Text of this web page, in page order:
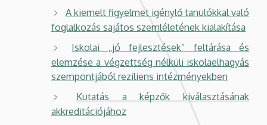
A kiemelt figyelmet igénylő tanulókkal való
foglalkozás sajátos szemléletének kialakítása
Iskolai „jó fejlesztések” feltárása és
elemzése a végzettség nélküli iskolaelhagyás
szempontjából reziliens intézményekben
Kutatás a képzők kiválasztásának
akkreditációjához